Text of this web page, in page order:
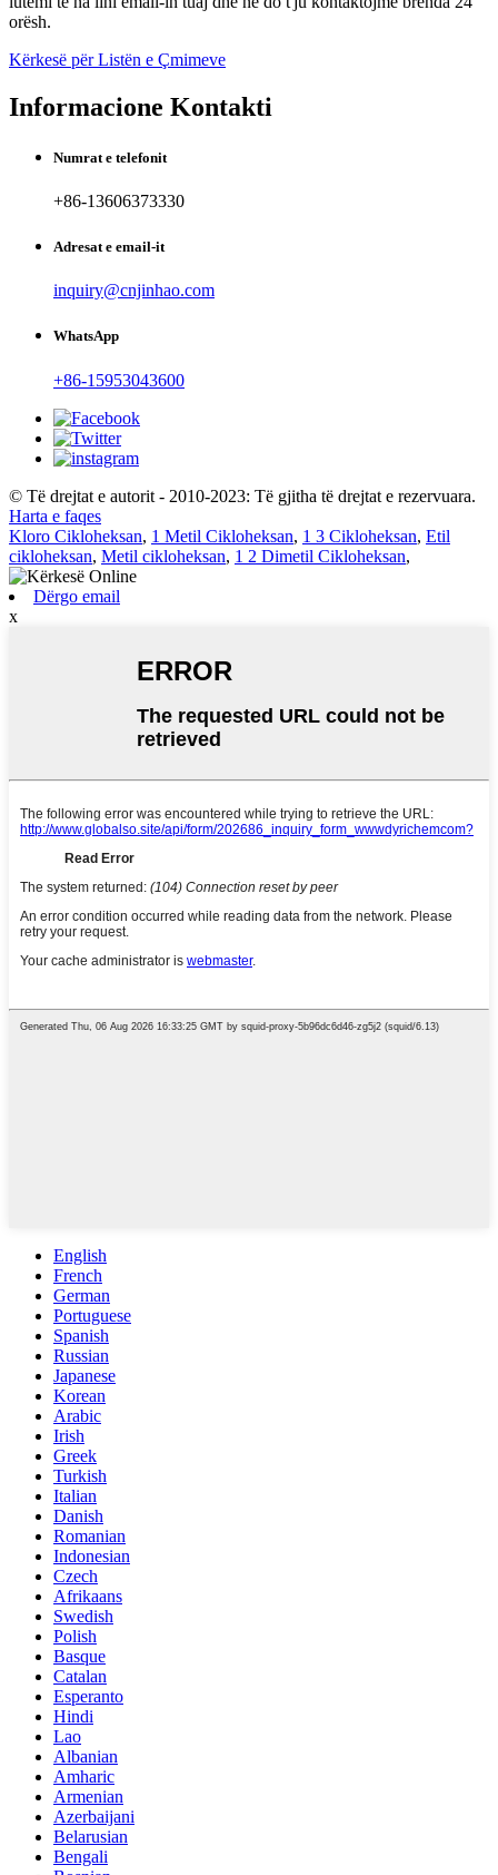
orësh.
Kërkesë për Listën e Çmimeve
Informacione Kontakti
Numrat e telefonit
+86-13606373330
Adresat e email-it
inquiry@cnjinhao.com
WhatsApp
+86-15953043600
© Të drejtat e autorit - 2010-2023: Të gjitha të drejtat e rezervuara.
Harta e faqes
Kloro Cikloheksan, 1 Metil Cikloheksan, 1 3 Cikloheksan, Etil
cikloheksan, Metil cikloheksan, 1 2 Dimetil Cikloheksan,
Dërgo email
x
English
French
German
Portuguese
Spanish
Russian
Japanese
Korean
Arabic
Irish
Greek
Turkish
Italian
Danish
Romanian
Indonesian
Czech
Afrikaans
Swedish
Polish
Basque
Catalan
Esperanto
Hindi
Lao
Albanian
Amharic
Armenian
Azerbaijani
Belarusian
Bengali